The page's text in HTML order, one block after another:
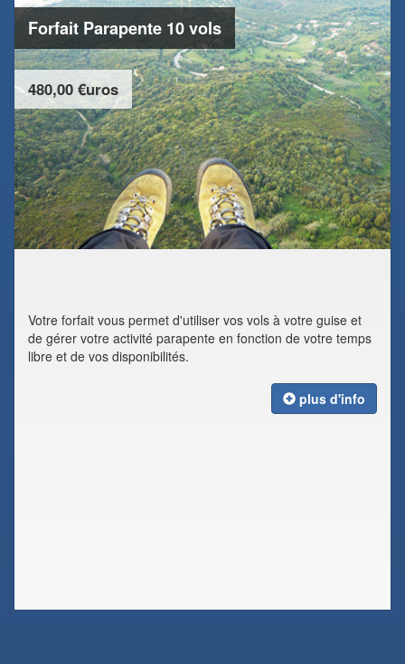
Forfait Parapente 10 vols
480,00 €uros
Votre forfait vous permet d'utiliser vos vols à votre guise et
de gérer votre activité parapente en fonction de votre temps
libre et de vos disponibilités.
plus d'info